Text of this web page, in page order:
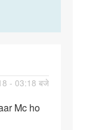
- 03:18 बजे
Mc ho